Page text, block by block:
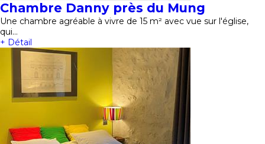
Chambre Danny près du Mung
Une chambre agréable à vivre de 15 m² avec vue sur l'église,
qui…
+ Détail